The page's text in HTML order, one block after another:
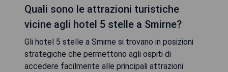
Quali sono le attrazioni turistiche
vicine agli hotel 5 stelle a Smirne?
Gli hotel 5 stelle a Smirne si trovano in posizioni
strategiche che permettono agli ospiti di
accedere facilmente alle principali attrazioni